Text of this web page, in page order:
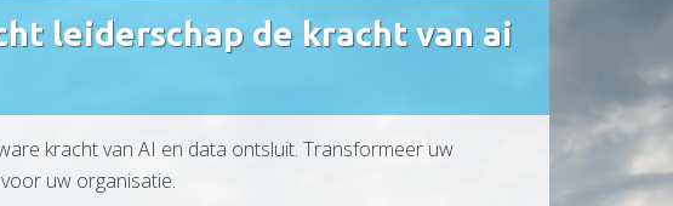
leiderschap de kracht van ai
kracht van AI en data ontsluit. Transformeer uw
uw organisatie.